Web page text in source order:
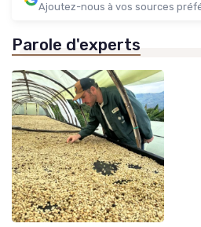
Ajoutez-nous à vos sources
Parole d'experts